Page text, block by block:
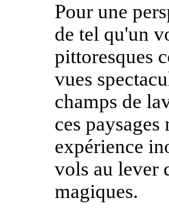
Pour une
de tel qu'un
pittoresques
vues
champs de
ces
expérience
vols au lever
magiques.